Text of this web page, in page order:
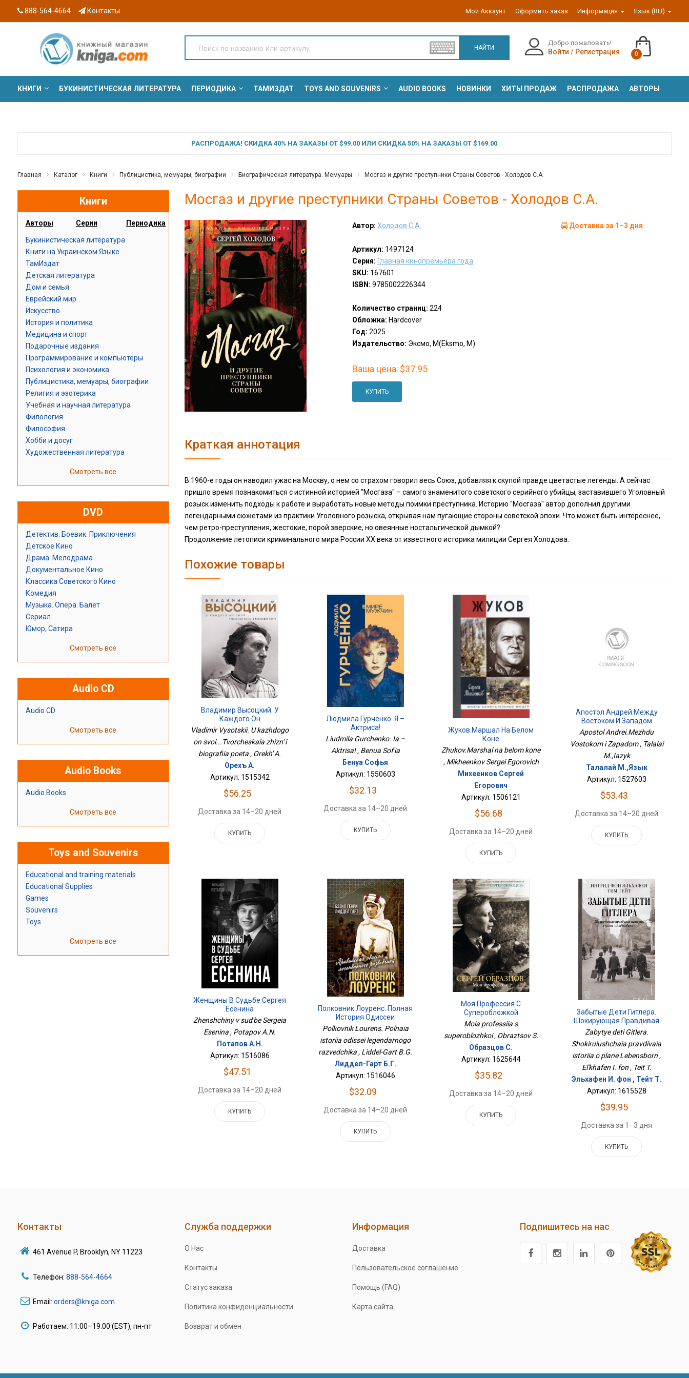
888-564-4664 Контакты Мой Аккаунт Оформить заказ Информация Язык (RU)
НАЙТИ
Добро пожаловать!
Войти / Регистрация 0
КНИГИ БУКИНИСТИЧЕСКАЯ ЛИТЕРАТУРА ПЕРИОДИКА ТАМИЗДАТ TOYS AND SOUVENIRS AUDIO BOOKS НОВИНКИ ХИТЫ ПРОДАЖ РАСПРОДАЖА АВТОРЫ
РАСПРОДАЖА! СКИДКА 40% НА ЗАКАЗЫ ОТ $99.00 ИЛИ СКИДКА 50% НА ЗАКАЗЫ ОТ $169.00
Главная Каталог Книги Публицистика, мемуары, биографии Биографическая литература. Мемуары Мосгаз и другие преступники Страны Советов - Холодов С.А.
Книги
Авторы Серии Периодика
Букинистическая литература
Книги на Украинском Языке
ТамИздат
Детская литература
Дом и семья
Еврейский мир
Искусство
История и политика
Медицина и спорт
Подарочные издания
Программирование и компьютеры
Психология и экономика
Публицистика, мемуары, биографии
Религия и эзотерика
Учебная и научная литература
Филология
Философия
Хобби и досуг
Художественная литература
Смотреть все
DVD
Детектив. Боевик. Приключения
Детское Кино
Драма. Мелодрама
Документальное Кино
Классика Советского Кино
Комедия
Музыка. Опера. Балет
Сериал
Юмор, Сатира
Смотреть все
Audio CD
Audio CD
Смотреть все
Audio Books
Audio Books
Смотреть все
Toys and Souvenirs
Educational and training materials
Educational Supplies
Games
Souvenirs
Toys
Смотреть все
Мосгаз и другие преступники Страны Советов - Холодов С.А.
Автор: Холодов С.А.
Артикул: 1497124
Серия: Главная кинопремьера года
SKU: 167601
ISBN: 9785002226344
Количество страниц: 224
Обложка: Hardcover
Год: 2025
Издательство: Эксмо, М(Eksmo, M)
Ваша цена: $37.95
КУПИТЬ
Доставка за 1–3 дня
Краткая аннотация
В 1960-е годы он наводил ужас на Москву, о нем со страхом говорил весь Союз, добавляя к скупой правде цветастые легенды. А сейчас
пришло время познакомиться с истинной историей "Мосгаза" – самого знаменитого советского серийного убийцы, заставившего Уголовный
розыск изменить подходы к работе и выработать новые методы поимки преступника. Историю "Мосгаза" автор дополнил другими
легендарными сюжетами из практики Уголовного розыска, открывая нам пугающие стороны советской эпохи. Что может быть интереснее,
чем ретро-преступления, жестокие, порой зверские, но овеянные ностальгической дымкой?
Продолжение летописи криминального мира России XX века от известного историка милиции Сергея Холодова.
Похожие товары
Владимир Высоцкий. У
Каждого Он
Свой...Творческая Жизнь И
Биография Поэта
Vladimir Vysotskii. U kazhdogo
on svoi...Tvorcheskaia zhizn' i
biografiia poeta , Orekh' A.
Орехъ А.
Артикул: 1515342
$56.25
Доставка за 14–20 дней
КУПИТЬ
Людмила Гурченко. Я –
Актриса!
Liudmila Gurchenko. Ia –
Aktrisa! , Benua Sof'ia
Бенуа Софья
Артикул: 1550603
$32.13
Доставка за 14–20 дней
КУПИТЬ
Жуков.Маршал На Белом
Коне
Zhukov.Marshal na belom kone
, Mikheenkov Sergei Egorovich
Михеенков Сергей
Егорович
Артикул: 1506121
$56.68
Доставка за 14–20 дней
КУПИТЬ
Апостол Андрей.Между
Востоком И Западом
Apostol Andrei.Mezhdu
Vostokom i Zapadom , Talalai
M.,Iazyk
Талалай М.,Язык
Артикул: 1527603
$53.43
Доставка за 14–20 дней
КУПИТЬ
Женщины В Судьбе Сергея
Есенина
Zhenshchiny v sud'be Sergeia
Esenina , Potapov A.N.
Потапов А.Н.
Артикул: 1516086
$47.51
Доставка за 14–20 дней
КУПИТЬ
Полковник Лоуренс. Полная
История Одиссеи
Легендарного Разведчика
Polkovnik Lourens. Polnaia
istoriia odissei legendarnogo
razvedchika , Liddel-Gart B.G.
Лиддел-Гарт Б.Г.
Артикул: 1516046
$32.09
Доставка за 14–20 дней
КУПИТЬ
Моя Профессия С
Суперобложкой
Moia professiia s
superoblozhkoi , Obraztsov S.
Образцов С.
Артикул: 1625644
$35.82
Доставка за 14–20 дней
КУПИТЬ
Забытые Дети Гитлера.
Шокирующая Правдивая
История О Плане
Лебенсборн
Zabytye deti Gitlera.
Shokiruiushchaia pravdivaia
istoriia o plane Lebensborn ,
El'khafen I. fon , Teit T.
Эльхафен И. фон , Тейт Т.
Артикул: 1615528
$39.95
Доставка за 1–3 дня
КУПИТЬ
Контакты
461 Avenue P, Brooklyn, NY 11223
Телефон: 888-564-4664
Email: orders@kniga.com
Работаем: 11:00–19:00 (EST), пн-пт
Служба поддержки
О Нас
Контакты
Статус заказа
Политика конфиденциальности
Возврат и обмен
Информация
Доставка
Пользовательское соглашение
Помощь (FAQ)
Карта сайта
Подпишитесь на нас